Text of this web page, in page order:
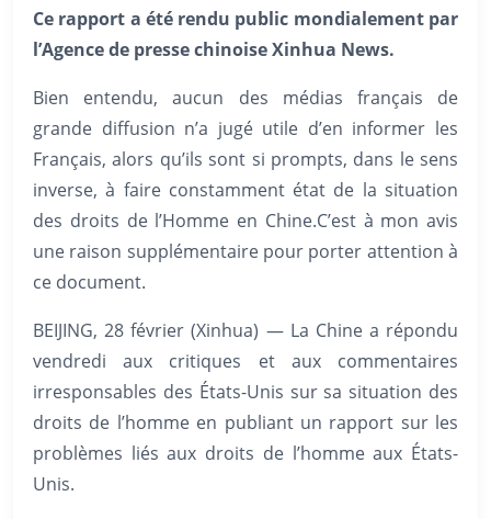
Ce rapport a été rendu public mondialement par
l’Agence de presse chinoise Xinhua News.
Bien entendu, aucun des médias français de
grande diffusion n’a jugé utile d’en informer les
Français, alors qu’ils sont si prompts, dans le sens
inverse, à faire constamment état de la situation
des droits de l’Homme en Chine.C’est à mon avis
une raison supplémentaire pour porter attention à
ce document.
BEIJING, 28 février (Xinhua) — La Chine a répondu
vendredi aux critiques et aux commentaires
irresponsables des États-Unis sur sa situation des
droits de l’homme en publiant un rapport sur les
problèmes liés aux droits de l’homme aux États-
Unis.